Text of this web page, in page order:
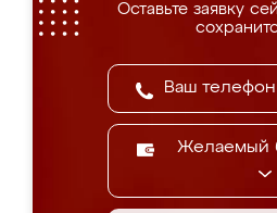
Оставьте заявку
Желаемый